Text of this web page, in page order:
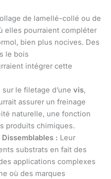
de lamellé-collé ou de
elles pourraient compléter
bien plus nocives. Des
le bois
intégrer cette
le filetage d’une vis,
assurer un freinage
naturelle, une fonction
produits chimiques.
: Leur
substrats en fait des
applications complexes
où des marques